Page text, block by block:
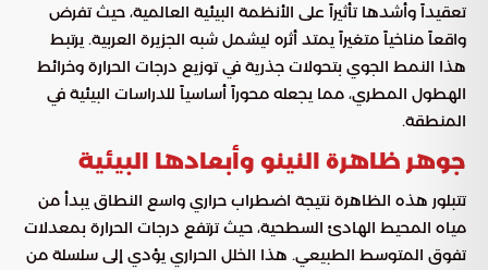
تعقيداً وأشدها تأثيراً على الأنظمة البيئية العالمية، حيث تفرض
واقعاً مناخياً متغيراً يمتد أثره ليشمل شبه الجزيرة العربية. يرتبط
هذا النمط الجوي بتحولات جذرية في توزيع درجات الحرارة وخرائط
الهطول المطري، مما يجعله محوراً أساسياً للدراسات البيئية في
المنطقة.
جوهر ظاهرة النينو وأبعادها البيئية
تتبلور هذه الظاهرة نتيجة اضطراب حراري واسع النطاق يبدأ من
مياه المحيط الهادئ السطحية، حيث ترتفع درجات الحرارة بمعدلات
تفوق المتوسط الطبيعي. هذا الخلل الحراري يؤدي إلى سلسلة من